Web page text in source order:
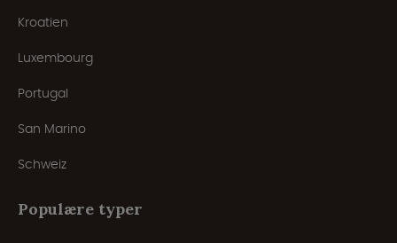
Kroatien
Luxembourg
Portugal
San Marino
Schweiz
Populære typer